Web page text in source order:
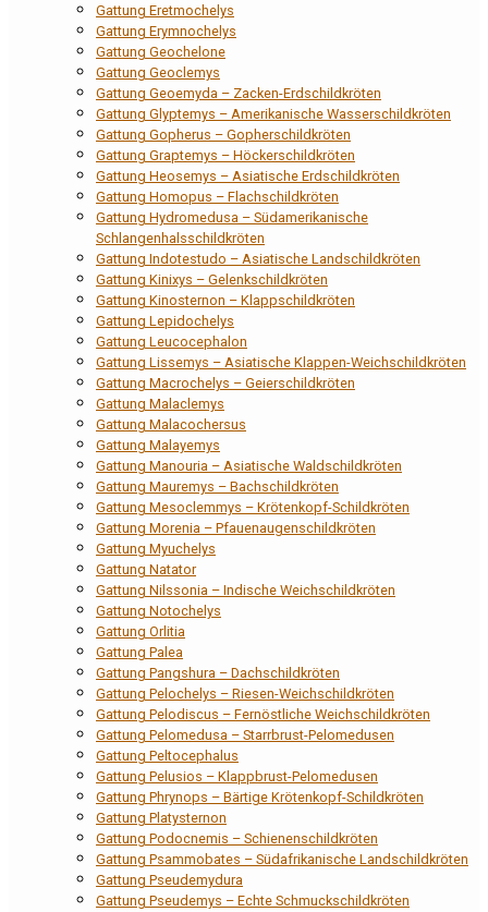
Gattung Eretmochelys
Gattung Erymnochelys
Gattung Geochelone
Gattung Geoclemys
Gattung Geoemyda – Zacken-Erdschildkröten
Gattung Glyptemys – Amerikanische Wasserschildkröten
Gattung Gopherus – Gopherschildkröten
Gattung Graptemys – Höckerschildkröten
Gattung Heosemys – Asiatische Erdschildkröten
Gattung Homopus – Flachschildkröten
Gattung Hydromedusa – Südamerikanische
Schlangenhalsschildkröten
Gattung Indotestudo – Asiatische Landschildkröten
Gattung Kinixys – Gelenkschildkröten
Gattung Kinosternon – Klappschildkröten
Gattung Lepidochelys
Gattung Leucocephalon
Gattung Lissemys – Asiatische Klappen-Weichschildkröten
Gattung Macrochelys – Geierschildkröten
Gattung Malaclemys
Gattung Malacochersus
Gattung Malayemys
Gattung Manouria – Asiatische Waldschildkröten
Gattung Mauremys – Bachschildkröten
Gattung Mesoclemmys – Krötenkopf-Schildkröten
Gattung Morenia – Pfauenaugenschildkröten
Gattung Myuchelys
Gattung Natator
Gattung Nilssonia – Indische Weichschildkröten
Gattung Notochelys
Gattung Orlitia
Gattung Palea
Gattung Pangshura – Dachschildkröten
Gattung Pelochelys – Riesen-Weichschildkröten
Gattung Pelodiscus – Fernöstliche Weichschildkröten
Gattung Pelomedusa – Starrbrust-Pelomedusen
Gattung Peltocephalus
Gattung Pelusios – Klappbrust-Pelomedusen
Gattung Phrynops – Bärtige Krötenkopf-Schildkröten
Gattung Platysternon
Gattung Podocnemis – Schienenschildkröten
Gattung Psammobates – Südafrikanische Landschildkröten
Gattung Pseudemydura
Gattung Pseudemys – Echte Schmuckschildkröten